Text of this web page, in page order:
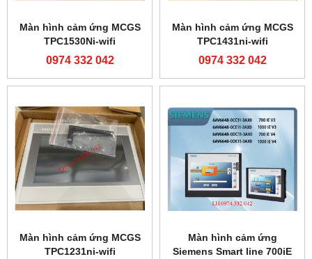
Màn hình cảm ứng MCGS
TPC1530Ni-wifi
0974 332 042
Màn hình cảm ứng MCGS
TPC1431ni-wifi
0974 332 042
Màn hình cảm ứng MCGS
TPC1231ni-wifi
Màn hình cảm ứng
Siemens Smart line 700iE